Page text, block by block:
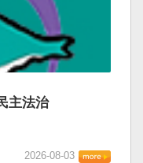
主法治
2026-08-03